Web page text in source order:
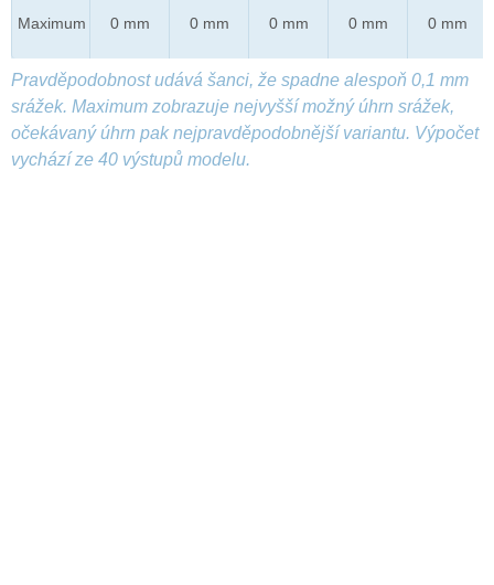
Maximum 0 mm 0 mm 0 mm 0 mm 0 mm
Pravděpodobnost udává šanci, že spadne alespoň 0,1 mm
srážek. Maximum zobrazuje nejvyšší možný úhrn srážek,
očekávaný úhrn pak nejpravděpodobnější variantu. Výpočet
vychází ze 40 výstupů modelu.